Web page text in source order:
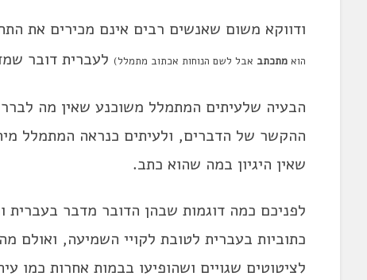
ודווקא משום שאנשים רבים אינם מכירים את
הוא מתכתב אבל לשם הנוחות אכתוב מתמלל) לעברית דובר
הבעיה שלעיתים המתמלל משוכנע שאין מה
ההקשר של הדברים, ולעיתים כנראה המתמלל
שאין היגיון במה שהוא כתב.
לפניכם כמה דוגמות שבהן הדובר מדבר
כתוביות בעברית לטובת לקויי השמיעה, ואולם
לציטוטים שגויים ושהופיעו בבמות אחרות כמו